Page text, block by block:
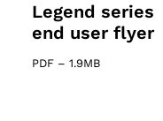
Legend series
end user flyer
PDF – 1.9MB